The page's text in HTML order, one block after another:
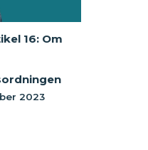
16: Om
2023